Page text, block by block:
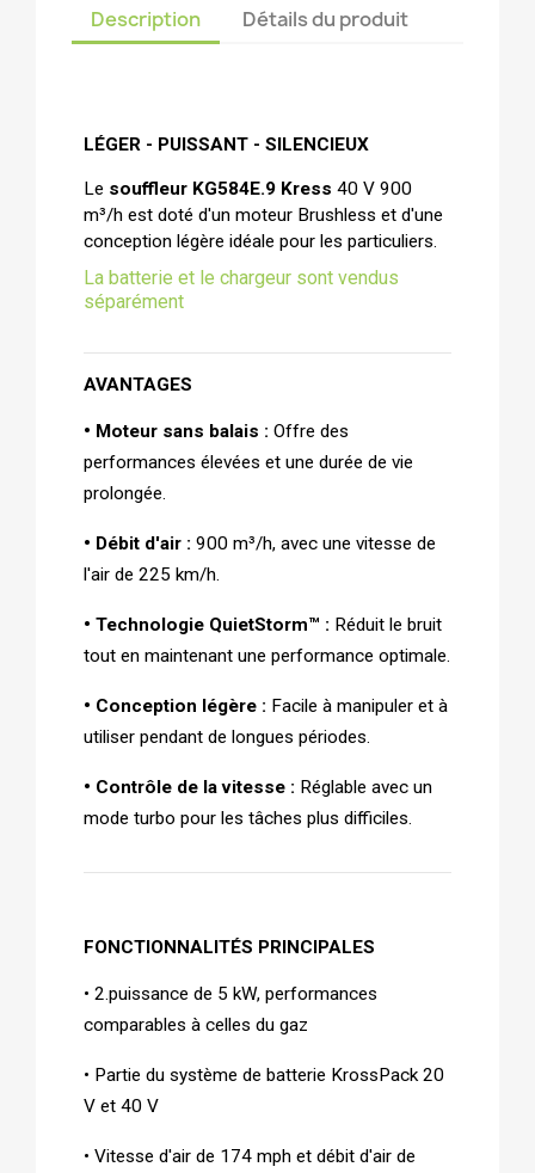
Description Détails du produit
LÉGER - PUISSANT - SILENCIEUX
Le souffleur KG584E.9 Kress 40 V 900
m³/h est doté d'un moteur Brushless et d'une
conception légère idéale pour les particuliers.
La batterie et le chargeur sont vendus
séparément
AVANTAGES
• Moteur sans balais : Offre des
performances élevées et une durée de vie
prolongée.
• Débit d'air : 900 m³/h, avec une vitesse de
l'air de 225 km/h.
• Technologie QuietStorm™ : Réduit le bruit
tout en maintenant une performance optimale.
• Conception légère : Facile à manipuler et à
utiliser pendant de longues périodes.
• Contrôle de la vitesse : Réglable avec un
mode turbo pour les tâches plus difficiles.
FONCTIONNALITÉS PRINCIPALES
• 2.puissance de 5 kW, performances
comparables à celles du gaz
• Partie du système de batterie KrossPack 20
V et 40 V
• Vitesse d'air de 174 mph et débit d'air de